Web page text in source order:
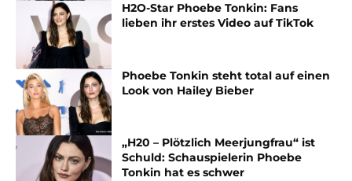
H2O-Star Phoebe Tonkin: Fans
lieben ihr erstes Video auf TikTok
Phoebe Tonkin steht total auf einen
Look von Hailey Bieber
„H20 – Plötzlich Meerjungfrau“ ist
Schuld: Schauspielerin Phoebe
Tonkin hat es schwer